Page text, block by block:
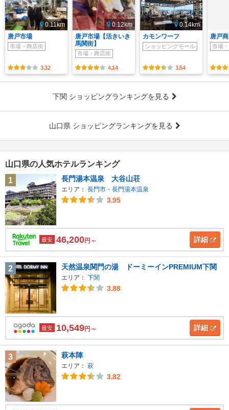
0.11km
唐戸市場
市場・商店街
3.32
0.12km
唐戸市場【活きいき
馬関街】
市場・商店街
4.14
0.14km
カモンワーフ
ショッピングモール
3.54
唐戸
市場
下関 ショッピングランキングを見る
山口県 ショッピングランキングを見る
山口県の人気ホテルランキング
1
長門湯本温泉 大谷山荘
エリア： 長門市・長門湯本温泉
3.95
最安 46,200円～ 詳細
2 天然温泉関門の湯 ドーミーインPREMIUM下関
エリア： 下関
3.88
最安 10,549円～ 詳細
3 萩本陣
エリア： 萩
3.82